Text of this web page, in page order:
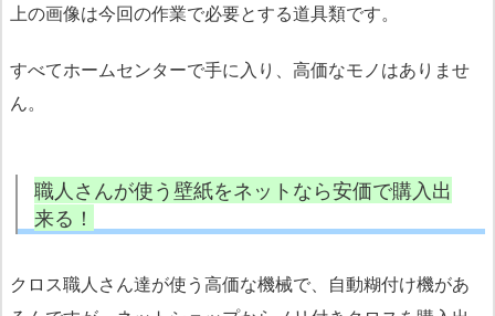
上の画像は今回の作業で必要とする道具類です。
すべてホームセンターで手に入り、高価なモノはありませ
ん。
職人さんが使う壁紙をネットなら安価で購入出
来る！
クロス職人さん達が使う高価な機械で、自動糊付け機があ